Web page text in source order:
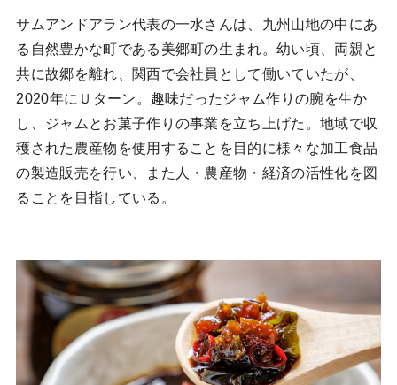
サムアンドアラン代表の一水さんは、九州山地の中にあ
る自然豊かな町である美郷町の生まれ。幼い頃、両親と
共に故郷を離れ、関西で会社員として働いていたが、
2020年にＵターン。趣味だったジャム作りの腕を生か
し、ジャムとお菓子作りの事業を立ち上げた。地域で収
穫された農産物を使用することを目的に様々な加工食品
の製造販売を行い、また人・農産物・経済の活性化を図
ることを目指している。